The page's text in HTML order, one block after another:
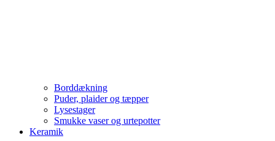
Borddækning
Puder, plaider og tæpper
Lysestager
Smukke vaser og urtepotter
Keramik